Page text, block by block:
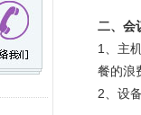
二、会
1、主
餐的浪
2、设